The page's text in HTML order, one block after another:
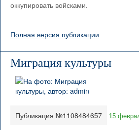
оккупировать войсками.
Полная версия публикации
Миграция культуры
Публикация №1108484657 15